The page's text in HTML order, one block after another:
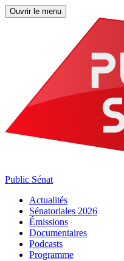
Ouvrir le menu
Public Sénat
Actualités
Sénatoriales 2026
Émissions
Documentaires
Podcasts
Programme